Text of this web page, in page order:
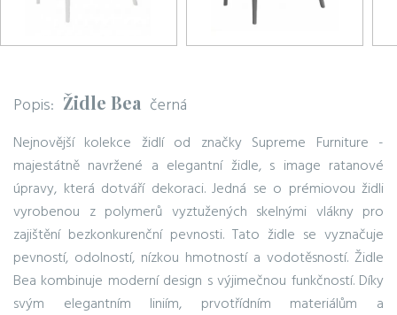
Popis: Židle Bea černá
Nejnovější kolekce židlí od značky Supreme Furniture -
majestátně navržené a elegantní židle, s image ratanové
úpravy, která dotváří dekoraci. Jedná se o prémiovou židli
vyrobenou z polymerů vyztužených skelnými vlákny pro
zajištění bezkonkurenční pevnosti. Tato židle se vyznačuje
pevností, odolností, nízkou hmotností a vodotěsností. Židle
Bea kombinuje moderní design s výjimečnou funkčností. Díky
svým elegantním liniím, prvotřídním materiálům a